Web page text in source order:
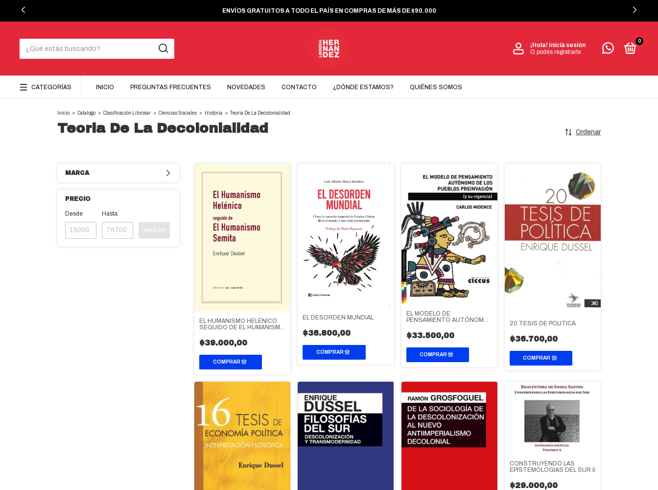
ENVÍOS GRATUITOS A TODO EL PAÍS EN COMPRAS DE MÁS DE $90.000
¡Hola! Iniciá sesión
O podés registrarte
0
CATEGORÍAS INICIO PREGUNTAS FRECUENTES NOVEDADES CONTACTO ¿DÓNDE ESTAMOS? QUIÉNES SOMOS
Inicio > Catalogo > Clasificación Librosar > Ciencias Sociales > Historia > Teoria De La Decolonialidad
Teoria De La Decolonialidad Ordenar
MARCA
PRECIO
Desde Hasta
APLICAR
EL HUMANISMO HELENICO
SEGUIDO DE EL HUMANISMO
$39.000,00
EL DESORDEN MUNDIAL
$36.800,00
EL MODELO DE
PENSAMIENTO AUTÓNOMO
PREINVASIÓN
$33.500,00
20 TESIS DE POLITICA
$36.700,00
CONSTRUYENDO LAS
EPISTEMOLOGIAS DEL SUR II
$29.000,00